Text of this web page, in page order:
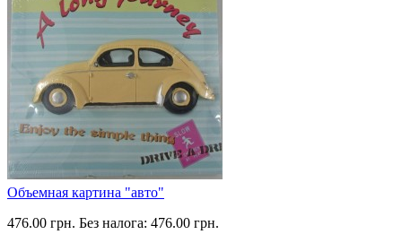
Объемная картина "авто"
476.00 грн. Без налога: 476.00 грн.